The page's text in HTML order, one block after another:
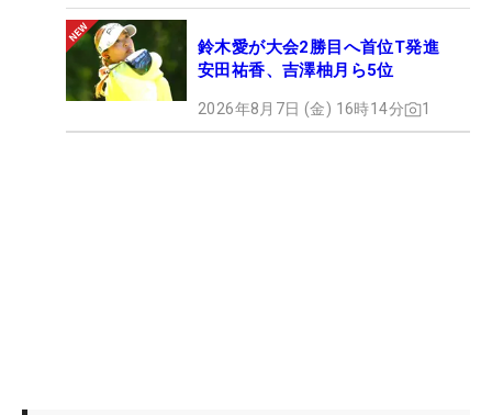
鈴木愛が大会2勝目へ首位T発進
安田祐香、吉澤柚月ら5位
2026年8月7日 (金) 16時14分 1